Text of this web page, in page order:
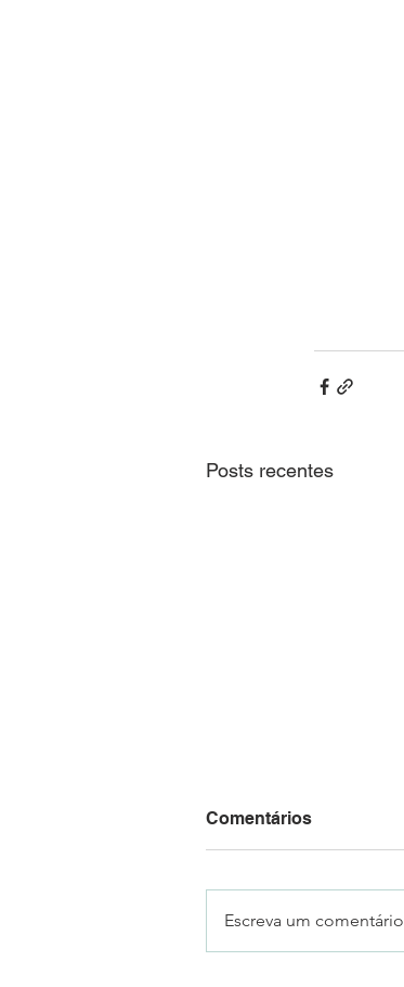
Posts recentes
Comentários
Escreva um comentário